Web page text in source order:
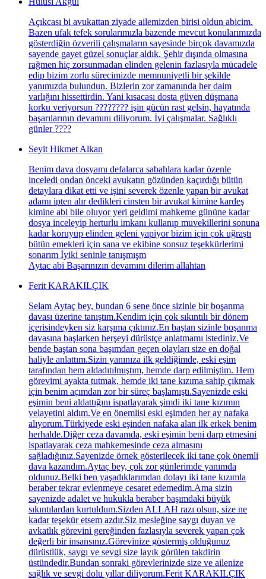
Açıkcası bi avukattan ziyade ailemizden birisi oldun abicim.
Bazen ufak tefek sorularımızla bazende mevcut konularımızda
gösterdiğin özverili çalışmaların sayesinde birçok davamızda
sayende gayet güzel sonuçlar aldık. Şehir dışında olmasına
rağmen hiç zorsunmadan elinden gelenin fazlasıyla mücadele
edip bizim zorlu sürecimizde memnuniyetli bir şekilde
yanımızda bulundun. Bizlerin zor zamanında her daim
varlığını hissettirdin. Yani kısacası dosta güven düşmana
korku veriyorsun ???????? işin gücün rast gelsin, hayatında
başarılarının devamını diliyorum. İyi çalışmalar. Sağlıklı
günler ????
Seyit Hikmet Alkan
Benim dava dosyamı defalarca sabahlara kadar özenle
inceledi ondan önceki avukatın gözünden kaçırdığı bütün
detaylara dikat etti ve işini severek özenle yapan bir avukat
adamı ipten alır dedikleri cinsten bir avukat kimine kardeş
kimine abi bile oluyor yeri geldimi mahkeme gününe kadar
dosya inceleyip herturlu imkanı kullanıp muvekillerini sonuna
kadar koruyup elinden geleni yapiyor bizim için çok uğraştı
bütün emekleri için sana ve ekibine sonsuz teşekkürlerimi
sonarım İyiki seninle tanışmışm
Aytac abi Başarınızın devamını dilerim allahtan
Ferit KARAKILÇIK
Selam Aytaç bey, bundan 6 sene önce sizinle bir boşanma
davası üzerine tanıştım.Kendim için çok sıkıntılı bir dönem
içerisindeyken siz karşıma çıktınız.En baştan sizinle boşanma
davasına başlarken herşeyi dürüstçe anlatmamı istediniz.Ve
bende baştan sona başımdan geçen olayları size en doğal
haliyle anlattım.Sizin yanınıza ilk geldiğimde, eski eşim
tarafından hem aldadıtılmıştım, hemde darp edilmiştim. Hem
görevimi ayakta tutmak, hemde iki tane kızıma sahip çıkmak
için benim açımdan zor bir süreç başlamıştı.Sayenizde eski
eşimin beni aldattığını ispatlayarak şimdi iki tane kızımın
velayetini aldım.Ve en önemlisi eski eşimden her ay nafaka
alıyorum.Türkiyede eski eşinden nafaka alan ilk erkek benim
herhalde.Diğer ceza davamda, eski eşimin beni darp etmesini
ispatlayarak ceza mahkemesinde ceza almasını
sağladığınız.Sayenizde örnek gösterilecek iki tane çok önemli
dava kazandım.Aytaç bey, çok zor günlerimde yanımda
oldunuz.Belki ben yaşadıklarımdan dolayı iki tane kızımla
beraber tekrar evlenmeye cesaret edemedim.Ama sizin
sayenizde adalet ve hukukla beraber başımdaki büyük
sıkıntılardan kurtuldum.Sizden ALLAH razı olsun, size ne
kadar teşekür etsem azdır.Siz mesleğine saygı duyan ve
avkatlık görevini gereğinden fazlasıyla severek yapan çok
değerli bir insansınız.Görevinize göstermiş olduğunuz
dürüstlük, saygı ve sevgi size layık görülen takdirin
üstündedir.Bundan sonraki görevlerinizde size ve ailenize
sağlık ve sevgi dolu yıllar diliyorum.Ferit KARAKILÇIK